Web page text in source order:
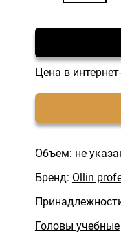
Цена в
Объем: не
Бренд: Ollin
Головы учебные